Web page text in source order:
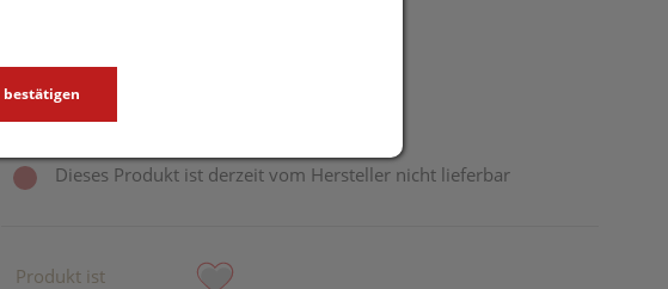
Dieses Produkt ist derzeit vom Hersteller nicht lieferbar
Produkt ist